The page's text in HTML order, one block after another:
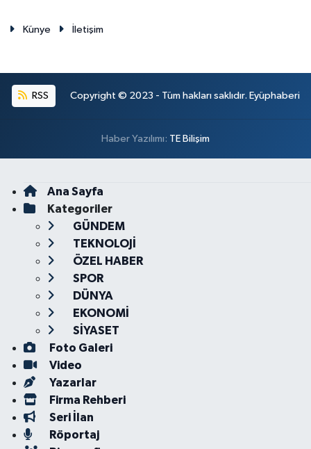
Künye İletişim
RSS Copyright © 2023 - Tüm hakları saklıdır. Eyüphaberi
Haber Yazılımı: TE Bilişim
Ana Sayfa
Kategoriler
GÜNDEM
TEKNOLOJİ
ÖZEL HABER
SPOR
DÜNYA
EKONOMİ
SİYASET
Foto Galeri
Video
Yazarlar
Firma Rehberi
Seri İlan
Röportaj